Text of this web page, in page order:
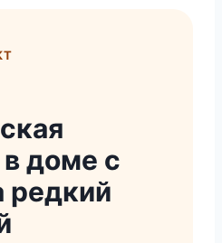
доме с
редкий